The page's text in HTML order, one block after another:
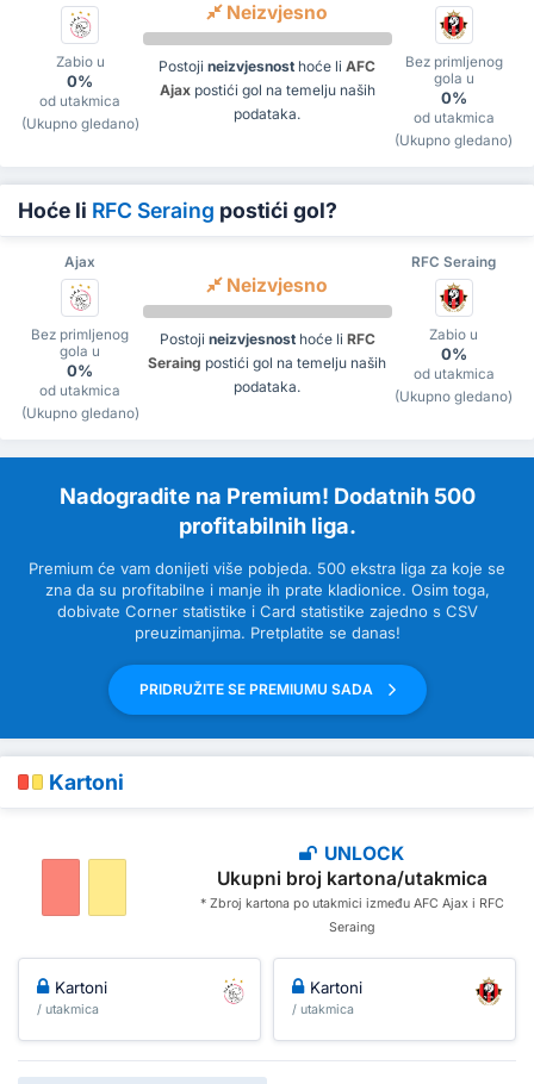
Zabio u
0%
od utakmica
(Ukupno gledano)
Neizvjesno
Postoji neizvjesnost hoće li AFC
Ajaxpostići gol na temelju naših
podataka.
Bez primljenog
gola u
0%
od utakmica
(Ukupno gledano)
Hoće li RFC Seraing postići gol?
Ajax RFC Seraing
Bez primljenog
gola u
0%
od utakmica
(Ukupno gledano)
Neizvjesno
Postoji neizvjesnosthoće li RFC
Seraing postići gol na temelju naših
podataka.
Zabio u
0%
od utakmica
(Ukupno gledano)
Nadogradite na Premium! Dodatnih 500
profitabilnih liga.
Premium će vam donijeti više pobjeda. 500 ekstra liga za koje se
zna da su profitabilne i manje ih prate kladionice. Osim toga,
dobivate Corner statistike i Card statistike zajedno s CSV
preuzimanjima. Pretplatite se danas!
PRIDRUŽITE SE PREMIUMU SADA
Kartoni
UNLOCK
Ukupni broj kartona/utakmica
* Zbroj kartona po utakmici između AFC Ajax i RFC
Seraing
Kartoni
/ utakmica
Kartoni
/ utakmica